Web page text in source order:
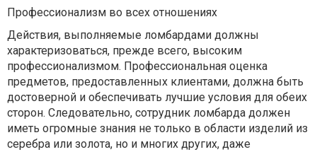
Профессионализм во всех отношениях
Действия, выполняемые ломбардами должны
характеризоваться, прежде всего, высоким
профессионализмом. Профессиональная оценка
предметов, предоставленных клиентами, должна быть
достоверной и обеспечивать лучшие условия для обеих
сторон. Следовательно, сотрудник ломбарда должен
иметь огромные знания не только в области изделий из
серебра или золота, но и многих других, даже